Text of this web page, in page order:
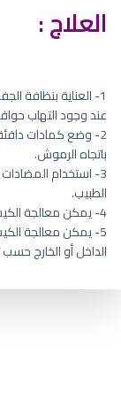
العلاج :
1- العناية بنظافة
عند وجود التهاب
باتجاه الرموش.
3- استخدام
الطبيب.
4- يمكن معالجة الكيس الدهني دوائيًا بحقن مادة التراياميسينولون.
5- يمكن معالجة
الداخل أو الخارج